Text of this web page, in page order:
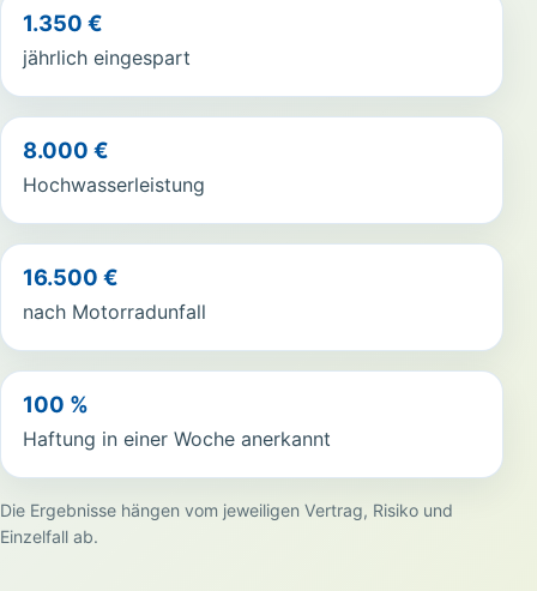
1.350 €
jährlich eingespart
8.000 €
Hochwasserleistung
16.500 €
nach Motorradunfall
100 %
Haftung in einer Woche anerkannt
Die Ergebnisse hängen vom jeweiligen Vertrag, Risiko und
Einzelfall ab.